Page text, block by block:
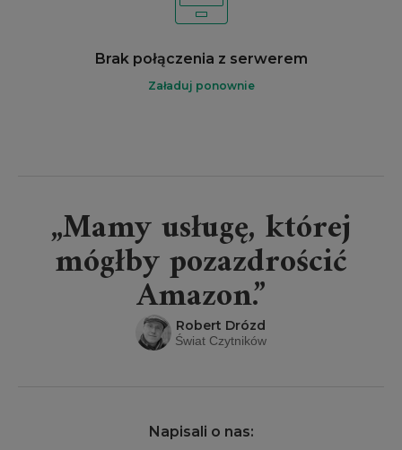
Brak połączenia z serwerem
Załaduj ponownie
„Mamy usługę, której
mógłby pozazdrościć
Amazon.”
Robert Drózd
Świat Czytników
Napisali o nas: